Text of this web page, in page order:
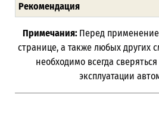
Рекомендация
Примечания: Перед
странице, а также любых других
необходимо всегда
эксплуатации